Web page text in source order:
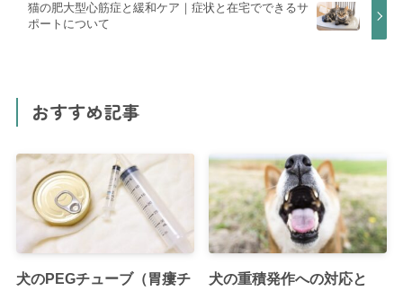
猫の肥大型心筋症と緩和ケア｜症状と在宅でできるサ
ポートについて
おすすめ記事
犬のPEGチューブ（胃瘻チ
犬の重積発作への対応と